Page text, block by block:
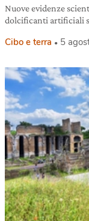
Nuove evidenze
dolcificanti artificiali
Cibo e terra 5